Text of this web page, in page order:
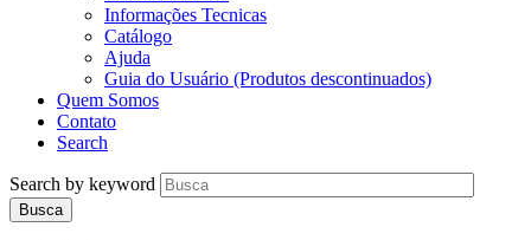
Informações Tecnicas
Catálogo
Ajuda
Guia do Usuário (Produtos descontinuados)
Quem Somos
Contato
Search
Search by keyword